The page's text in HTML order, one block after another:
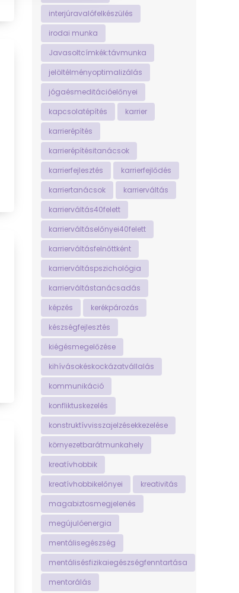
interjúravalófelkészülés
irodai munka
Javasoltcímkék:távmunka
jelöltélményoptimalizálás
jógaésmeditációelőnyei
kapcsolatépítés
karrier
karrierépítés
karrierépítésitanácsok
karrierfejlesztés
karrierfejlődés
karriertanácsok
karrierváltás
karrierváltás40felett
karrierváltáselőnyei40felett
karrierváltásfelnőttként
karrierváltáspszichológia
karrierváltástanácsadás
képzés
kerékpározás
készségfejlesztés
kiégésmegelőzése
kihívásokéskockázatvállalás
kommunikáció
konfliktuskezelés
konstruktívvisszajelzésekkezelése
környezetbarátmunkahely
kreatívhobbik
kreatívhobbikelőnyei
kreativitás
magabiztosmegjelenés
megújulóenergia
mentálisegészség
mentálisésfizikaiegészségfenntartása
mentorálás